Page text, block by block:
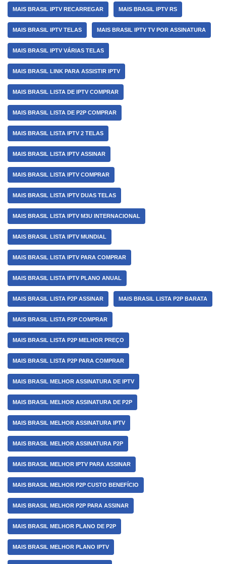
MAIS BRASIL IPTV RECARREGAR MAIS BRASIL IPTV RS
MAIS BRASIL IPTV TELAS MAIS BRASIL IPTV TV POR ASSINATURA
MAIS BRASIL IPTV VÁRIAS TELAS
MAIS BRASIL LINK PARA ASSISTIR IPTV
MAIS BRASIL LISTA DE IPTV COMPRAR
MAIS BRASIL LISTA DE P2P COMPRAR
MAIS BRASIL LISTA IPTV 2 TELAS
MAIS BRASIL LISTA IPTV ASSINAR
MAIS BRASIL LISTA IPTV COMPRAR
MAIS BRASIL LISTA IPTV DUAS TELAS
MAIS BRASIL LISTA IPTV M3U INTERNACIONAL
MAIS BRASIL LISTA IPTV MUNDIAL
MAIS BRASIL LISTA IPTV PARA COMPRAR
MAIS BRASIL LISTA IPTV PLANO ANUAL
MAIS BRASIL LISTA P2P ASSINAR MAIS BRASIL LISTA P2P BARATA
MAIS BRASIL LISTA P2P COMPRAR
MAIS BRASIL LISTA P2P MELHOR PREÇO
MAIS BRASIL LISTA P2P PARA COMPRAR
MAIS BRASIL MELHOR ASSINATURA DE IPTV
MAIS BRASIL MELHOR ASSINATURA DE P2P
MAIS BRASIL MELHOR ASSINATURA IPTV
MAIS BRASIL MELHOR ASSINATURA P2P
MAIS BRASIL MELHOR IPTV PARA ASSINAR
MAIS BRASIL MELHOR P2P CUSTO BENEFÍCIO
MAIS BRASIL MELHOR P2P PARA ASSINAR
MAIS BRASIL MELHOR PLANO DE P2P
MAIS BRASIL MELHOR PLANO IPTV